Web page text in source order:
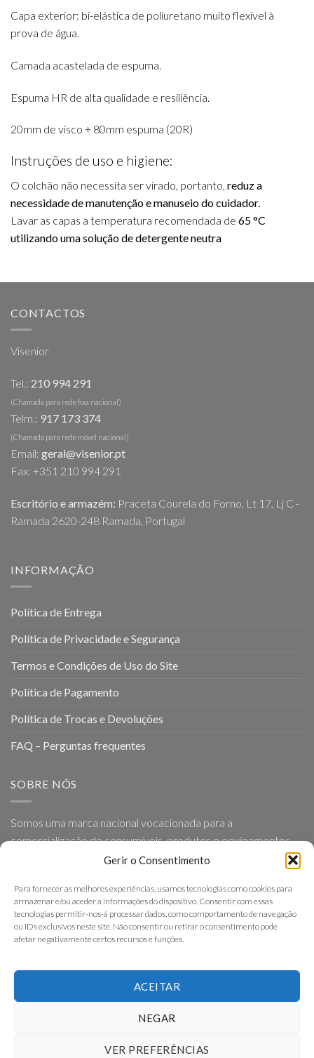
Gerir o Consentimento
Para fornecer as melhores experiências, usamos tecnologias como cookies para
armazenar e/ou aceder a informações do dispositivo. Consentir com essas
tecnologias permitir-nos-á processar dados, como comportamento de navegação
ou IDs exclusivos neste site. Não consentir ou retirar o consentimento pode
afetar negativamente certos recursos e funções.
ACEITAR
NEGAR
VER PREFERÊNCIAS
Capa exterior: bi-elástica de poliuretano muito flexível à
prova de água.
Camada acastelada de espuma.
Espuma HR de alta qualidade e resiliência.
20mm de visco + 80mm espuma (20R)
Instruções de uso e higiene:
O colchão não necessita ser virado, portanto, reduz a
necessidade de manutenção e manuseio do cuidador.
Lavar as capas a temperatura recomendada de 65 °C
utilizando uma solução de detergente neutra
CONTACTOS
Visenior
Tel.: 210 994 291
(Chamada para rede fixa nacional)
Telm.: 917 173 374
(Chamada para rede móvel nacional)
Email: geral@visenior.pt
Fax: +351 210 994 291
Escritório e armazém: Praceta Courela do Forno, Lt 17, Lj C -
Ramada 2620-248 Ramada, Portugal
INFORMAÇÃO
Política de Entrega
Política de Privacidade e Segurança
Termos e Condições de Uso do Site
Política de Pagamento
Política de Trocas e Devoluções
FAQ – Perguntas frequentes
SOBRE NÓS
Somos uma marca nacional vocacionada para a
comercialização de consumíveis, produtos e equipamentos
para Geriatria e Ortopedia, baseada em princípios como a
que presta.
Em caso de litígio o consumidor pode recorrer a uma Entidade de